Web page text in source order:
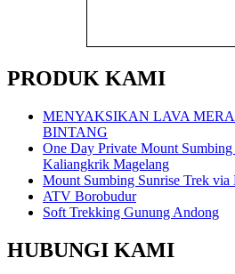
PRODUK KAMI
MENYAKSIKAN LAVA
BINTANG
One Day Private Mount
Kaliangkrik Magelang
Mount Sumbing Sunrise Trek via
ATV Borobudur
Soft Trekking Gunung Andong
HUBUNGI KAMI